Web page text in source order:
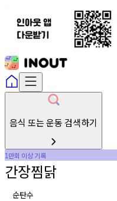
음식 또는 운동 검색하기
1만회 이상기록
간장찜닭
순탄수